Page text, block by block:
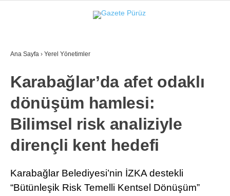
YEREL YÖNETIMLER
GÜNCEL
EKONOMI
POLITIKA
KÜLTÜR-SANAT
Ana Sayfa › Yerel Yönetimler
Karabağlar’da afet odaklı
dönüşüm hamlesi:
Bilimsel risk analiziyle
dirençli kent hedefi
Karabağlar Belediyesi’nin İZKA destekli
“Bütünleşik Risk Temelli Kentsel Dönüşüm”